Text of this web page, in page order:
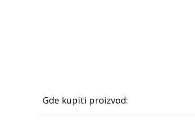
Gde kupiti proizvod: